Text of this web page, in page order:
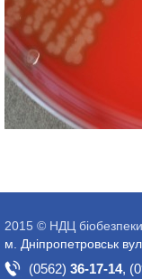
2015 © НДЦ
м. Дніпропетровськ
(0562) 36-17-14,